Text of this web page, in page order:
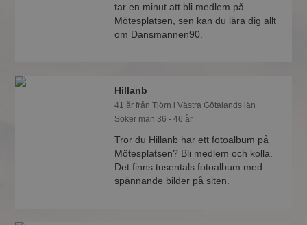
tar en minut att bli medlem på
Mötesplatsen, sen kan du lära dig allt
om Dansmannen90.
Hillanb
41 år från Tjörn i Västra Götalands län
Söker man 36 - 46 år
Tror du Hillanb har ett fotoalbum på
Mötesplatsen? Bli medlem och kolla.
Det finns tusentals fotoalbum med
spännande bilder på siten.